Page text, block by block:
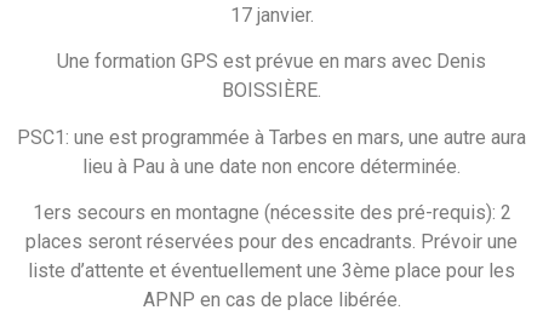
17 janvier.
Une formation GPS est prévue en mars avec Denis
BOISSIÈRE.
PSC1: une est programmée à Tarbes en mars, une autre aura
lieu à Pau à une date non encore déterminée.
1ers secours en montagne (nécessite des pré-requis): 2
places seront réservées pour des encadrants. Prévoir une
liste d’attente et éventuellement une 3ème place pour les
APNP en cas de place libérée.